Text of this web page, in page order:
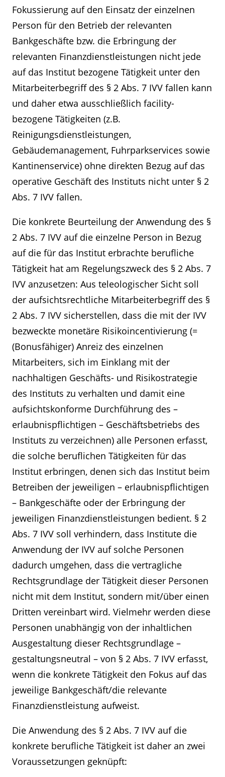
Fokussierung auf den Einsatz der einzelnen
Person für den Betrieb der relevanten
Bankgeschäfte bzw. die Erbringung der
relevanten Finanzdienstleistungen nicht jede
auf das Institut bezogene Tätigkeit unter den
Mitarbeiterbegriff des § 2 Abs. 7 IVV fallen kann
und daher etwa ausschließlich facility-
bezogene Tätigkeiten (z.B.
Reinigungsdienstleistungen,
Gebäudemanagement, Fuhrparkservices sowie
Kantinenservice) ohne direkten Bezug auf das
operative Geschäft des Instituts nicht unter § 2
Abs. 7 IVV fallen.
Die konkrete Beurteilung der Anwendung des §
2 Abs. 7 IVV auf die einzelne Person in Bezug
auf die für das Institut erbrachte berufliche
Tätigkeit hat am Regelungszweck des § 2 Abs. 7
IVV anzusetzen: Aus teleologischer Sicht soll
der aufsichtsrechtliche Mitarbeiterbegriff des §
2 Abs. 7 IVV sicherstellen, dass die mit der IVV
bezweckte monetäre Risikoincentivierung (=
(Bonusfähiger) Anreiz des einzelnen
Mitarbeiters, sich im Einklang mit der
nachhaltigen Geschäfts- und Risikostrategie
des Instituts zu verhalten und damit eine
aufsichtskonforme Durchführung des –
erlaubnispflichtigen – Geschäftsbetriebs des
Instituts zu verzeichnen) alle Personen erfasst,
die solche beruflichen Tätigkeiten für das
Institut erbringen, denen sich das Institut beim
Betreiben der jeweiligen – erlaubnispflichtigen
– Bankgeschäfte oder der Erbringung der
jeweiligen Finanzdienstleistungen bedient. § 2
Abs. 7 IVV soll verhindern, dass Institute die
Anwendung der IVV auf solche Personen
dadurch umgehen, dass die vertragliche
Rechtsgrundlage der Tätigkeit dieser Personen
nicht mit dem Institut, sondern mit/über einen
Dritten vereinbart wird. Vielmehr werden diese
Personen unabhängig von der inhaltlichen
Ausgestaltung dieser Rechtsgrundlage –
gestaltungsneutral – von § 2 Abs. 7 IVV erfasst,
wenn die konkrete Tätigkeit den Fokus auf das
jeweilige Bankgeschäft/die relevante
Finanzdienstleistung aufweist.
Die Anwendung des § 2 Abs. 7 IVV auf die
konkrete berufliche Tätigkeit ist daher an zwei
Voraussetzungen geknüpft: